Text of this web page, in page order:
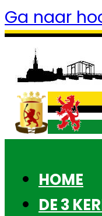
Ga naar
HOME
DE 3